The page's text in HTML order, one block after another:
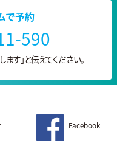
で予約
590
ます」と伝えてください。
Facebook